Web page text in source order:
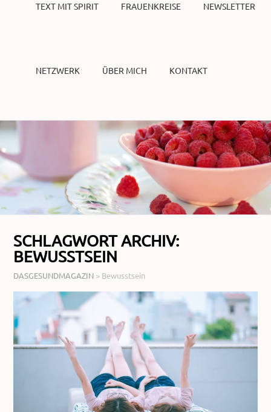
TEXT MIT SPIRIT FRAUENKREISE NEWSLETTER
NETZWERK ÜBER MICH KONTAKT
SCHLAGWORT ARCHIV:
BEWUSSTSEIN
DASGESUNDMAGAZIN > Bewusstsein